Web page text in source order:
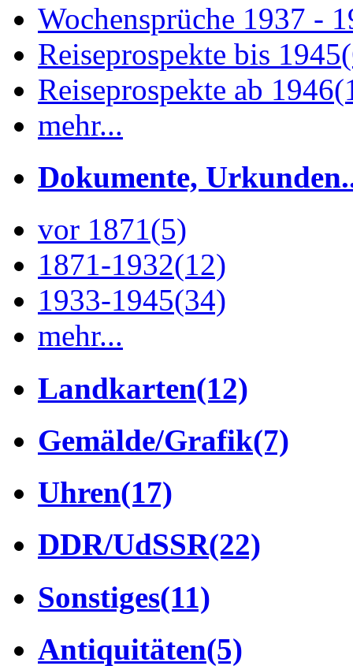
Wochensprüche 1937 -
Reiseprospekte bis 1945
Reiseprospekte ab 1946
mehr...
Dokumente,
vor 1871(5)
1871-1932(12)
1933-1945(34)
mehr...
Landkarten(12)
Gemälde/Grafik(7)
Uhren(17)
DDR/UdSSR(22)
Sonstiges(11)
Antiquitäten(5)